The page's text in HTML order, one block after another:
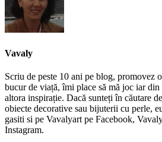
Vavaly
Scriu de peste 10 ani pe blog, promovez
bucur de viață, îmi place să mă joc iar din
altora inspirație. Dacă sunteți în căutare
obiecte decorative sau bijuterii cu perle,
gasiti si pe Vavalyart pe Facebook,
Instagram.